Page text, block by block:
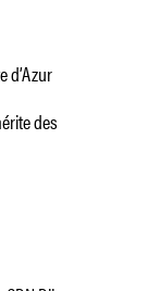
d’Azur
des